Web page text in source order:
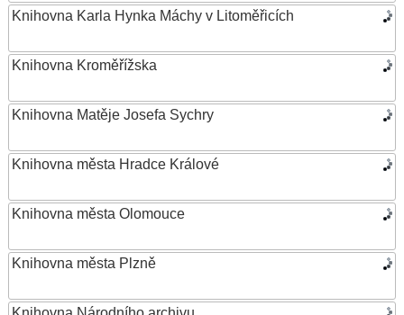
Knihovna Karla Hynka Máchy v Litoměřicích
Knihovna Kroměřížska
Knihovna Matěje Josefa Sychry
Knihovna města Hradce Králové
Knihovna města Olomouce
Knihovna města Plzně